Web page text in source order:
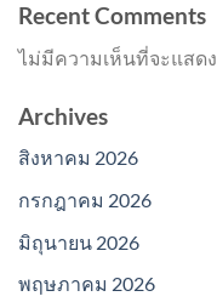
Recent Comments
ไม่มีความเห็นที่จะแสดง
Archives
สิงหาคม 2026
กรกฎาคม 2026
มิถุนายน 2026
พฤษภาคม 2026